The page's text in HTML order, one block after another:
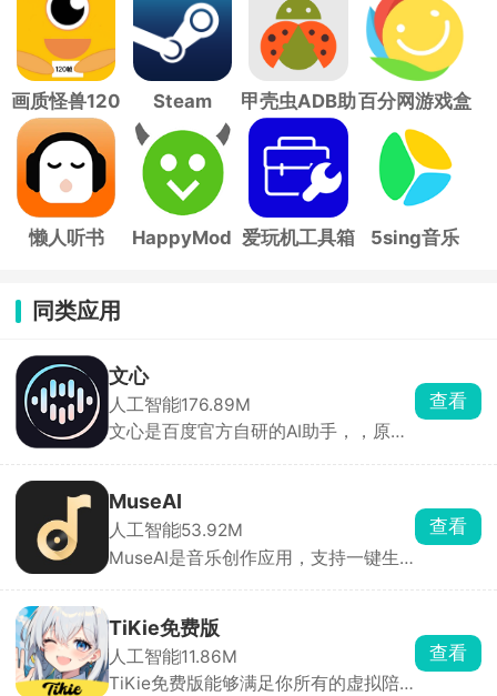
画质怪兽120
帧
Steam
甲壳虫ADB助
手
百分网游戏盒
子
懒人听书 HappyMod 爱玩机工具箱 5sing音乐
同类应用
文心
人工智能176.89M
文心是百度官方自研的AI助手，，原来
够用，想要高清画图、深度逻辑计算就
开会员包月，适合国内使用习惯，学习
工作日常打杂都很实用。
查看
MuseAI
人工智能53.92M
MuseAI是音乐创作应用，支持一键生
式，可哼唱转曲、改词翻唱，并自动生
成MV。系统接入DeepSeek大模型，零
门槛输出高质量音频，满足从业余到专
业用户的需求。
查看
TiKie免费版
人工智能11.86M
TiKie免费版能够满足你所有的虚拟陪
查看